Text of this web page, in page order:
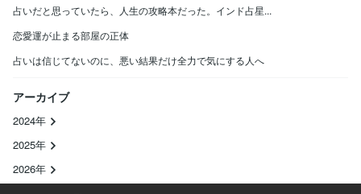
占いだと思っていたら、人生の攻略本だった。インド占星...
恋愛運が止まる部屋の正体
占いは信じてないのに、悪い結果だけ全力で気にする人へ
アーカイブ
2024年
2025年
2026年